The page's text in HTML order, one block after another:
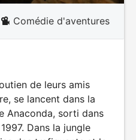
Comédie d'aventures
de leurs amis
se lancent dans la
Anaconda, sorti dans
Dans la jungle